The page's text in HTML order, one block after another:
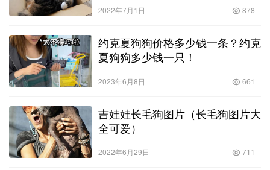
2022年7月1日 878
约克夏狗狗价格多少钱一条？约克
夏狗狗多少钱一只！
2023年6月8日 661
吉娃娃长毛狗图片（长毛狗图片大
全可爱）
2022年6月29日 711